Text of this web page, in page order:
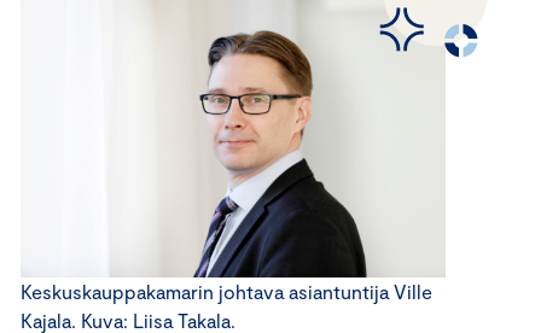
Keskuskauppakamarin johtava asiantuntija Ville
Kajala. Kuva: Liisa Takala.